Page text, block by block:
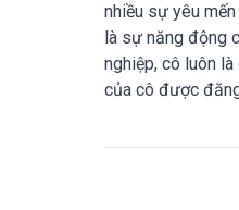
nhiều sự yêu
là sự năng động
nghiệp, cô luôn
của cô được